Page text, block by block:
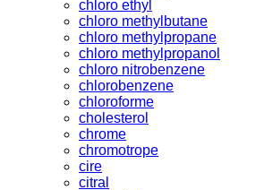
chloro ethyl
chloro methylbutane
chloro methylpropane
chloro methylpropanol
chloro nitrobenzene
chlorobenzene
chloroforme
cholesterol
chrome
chromotrope
cire
citral